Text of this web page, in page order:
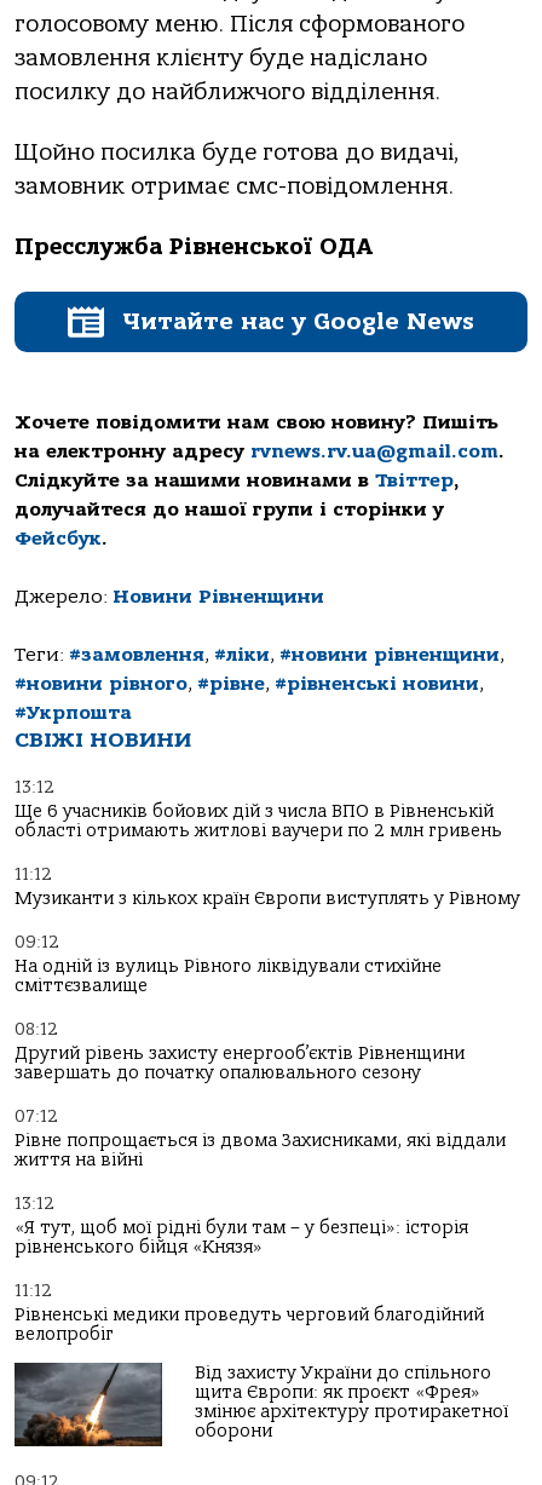
голосовому меню. Після сформованого
замовлення клієнту буде надіслано
посилку до найближчого відділення.
Щойно посилка буде готова до видачі,
замовник отримає смс-повідомлення.
Пресслужба Рівненської ОДА
Читайте нас у Google News
Хочете повідомити нам свою новину? Пишіть
на електронну адресу rvnews.rv.ua@gmail.com.
Слідкуйте за нашими новинами в Твіттер,
долучайтеся до нашої групи і сторінки у
Фейсбук.
Джерело: Новини Рівненщини
Теги: #замовлення, #ліки, #новини рівненщини,
#новини рівного, #рівне, #рівненські новини,
#Укрпошта
СВІЖІ НОВИНИ
13:12
Ще 6 учасників бойових дій з числа ВПО в Рівненській
області отримають житлові ваучери по 2 млн гривень
11:12
Музиканти з кількох країн Європи виступлять у Рівному
09:12
На одній із вулиць Рівного ліквідували стихійне
сміттєзвалище
08:12
Другий рівень захисту енергооб’єктів Рівненщини
завершать до початку опалювального сезону
07:12
Рівне попрощається із двома Захисниками, які віддали
життя на війні
13:12
«Я тут, щоб мої рідні були там – у безпеці»: історія
рівненського бійця «Князя»
11:12
Рівненські медики проведуть черговий благодійний
велопробіг
Від захисту України до спільного
щита Європи: як проєкт «Фрея»
змінює архітектуру протиракетної
оборони